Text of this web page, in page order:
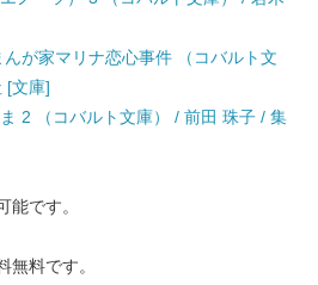
が家マリナ恋心事件 （コバルト文
[文庫]
2 （コバルト文庫） / 前田 珠子 / 集
能です。
無料です。